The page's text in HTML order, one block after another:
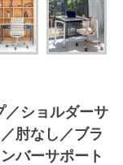
ショルダーサ
肘なし／ブラ
バーサポート